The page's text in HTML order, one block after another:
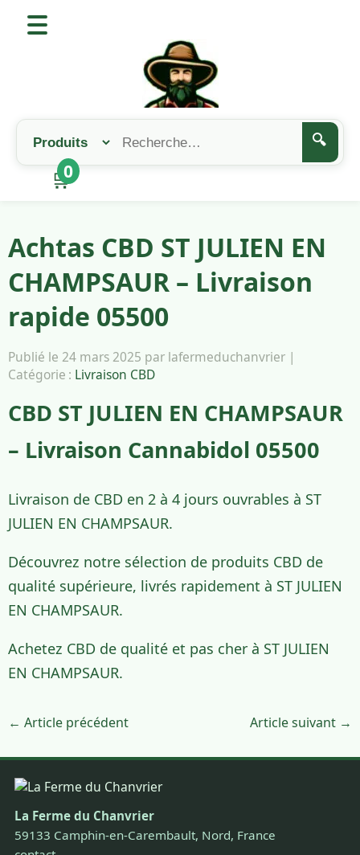
🔍
🛒
0
Achtas CBD ST JULIEN EN
CHAMPSAUR – Livraison
rapide 05500
Publié le 24 mars 2025 par lafermeduchanvrier |
Catégorie : Livraison CBD
CBD ST JULIEN EN CHAMPSAUR
– Livraison Cannabidol 05500
Livraison de CBD en 2 à 4 jours ouvrables à ST
JULIEN EN CHAMPSAUR.
Découvrez notre sélection de produits CBD de
qualité supérieure, livrés rapidement à ST JULIEN
EN CHAMPSAUR.
Achetez CBD de qualité et pas cher à ST JULIEN
EN CHAMPSAUR.
← Article précédent Article suivant →
La Ferme du Chanvrier
59133 Camphin-en-Carembault, Nord, France